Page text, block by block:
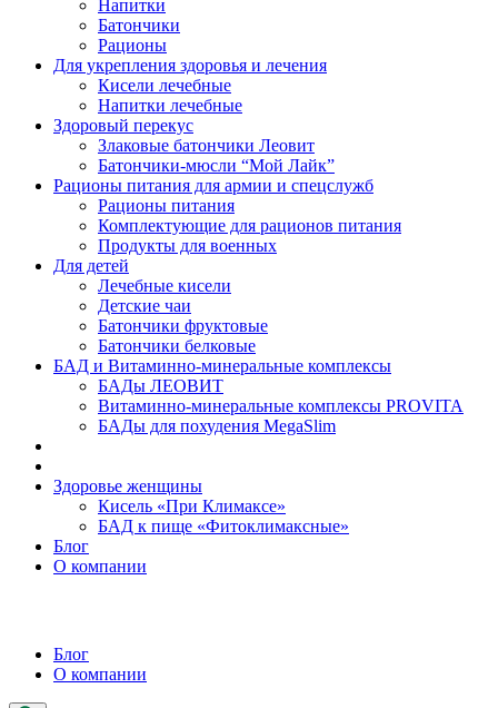
Напитки
Батончики
Рационы
Для укрепления здоровья и лечения
Кисели лечебные
Напитки лечебные
Здоровый перекус
Злаковые батончики Леовит
Батончики-мюсли “Мой Лайк”
Рационы питания для армии и спецслужб
Рационы питания
Комплектующие для рационов питания
Продукты для военных
Для детей
Лечебные кисели
Детские чаи
Батончики фруктовые
Батончики белковые
БАД и Витаминно-минеральные комплексы
БАДы ЛЕОВИТ
Витаминно-минеральные комплексы PROVITA
БАДы для похудения MegaSlim
Здоровье женщины
Кисель «При Климаксе»
БАД к пище «Фитоклимаксные»
Блог
О компании
Блог
О компании